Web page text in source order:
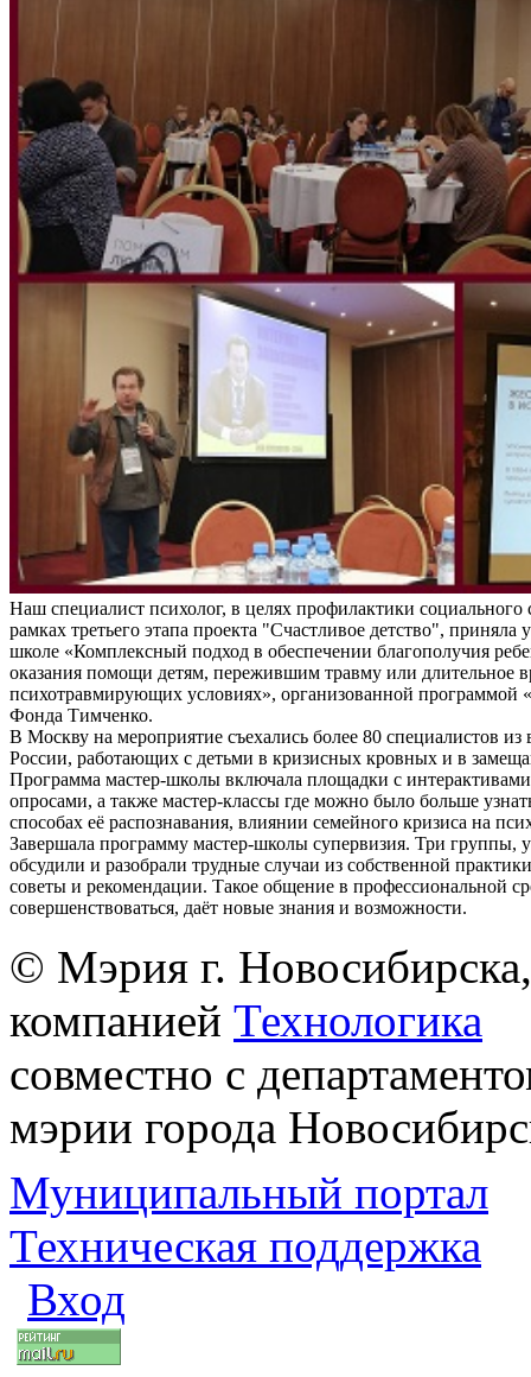
Наш специалист психолог, в целях профилактики социального
рамках третьего этапа проекта "Счастливое детство", приняла
школе «Комплексный подход в обеспечении благополучия
оказания помощи детям, пережившим травму или длительное
психотравмирующих условиях», организованной программой
Фонда Тимченко.
В Москву на мероприятие съехались более 80 специалистов из
России, работающих с детьми в кризисных кровных и в
Программа мастер-школы включала площадки с
опросами, а также мастер-классы где можно было больше
способах её распознавания, влиянии семейного кризиса на
Завершала программу мастер-школы супервизия. Три группы,
обсудили и разобрали трудные случаи из собственной
советы и рекомендации. Такое общение в профессиональной
совершенствоваться, даёт новые знания и возможности.
© Мэрия г.
компанией Технологика
совместно с
мэрии города
Муниципальный портал
Техническая поддержка
Вход